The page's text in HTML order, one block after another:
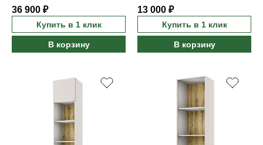
36 900 ₽
Купить в 1 клик
В корзину
13 000 ₽
Купить в 1 клик
В корзину